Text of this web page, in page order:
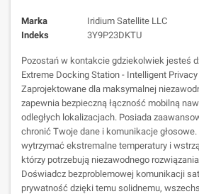
Marka
Iridium Satellite LLC
Indeks
3Y9P23DKTU
Pozostań w kontakcie gdziekolwiek jesteś
Extreme Docking Station - Intelligent
Zaprojektowane dla maksymalnej
zapewnia bezpieczną łączność mobilną
odległych lokalizacjach. Posiada
chronić Twoje dane i komunikacje
wytrzymać ekstremalne temperatury i
którzy potrzebują niezawodnego
Doświadcz bezproblemowej komunikacji
prywatność dzięki temu solidnemu,